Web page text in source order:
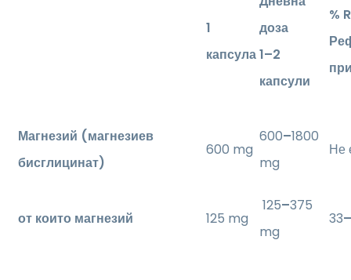
1
капсула
доза
1–2
капсули
%
Магнезий (магнезиев
бисглицинат)
600 mg
600–1800
mg
Не
от които магнезий 125 mg
125–375
mg
33–